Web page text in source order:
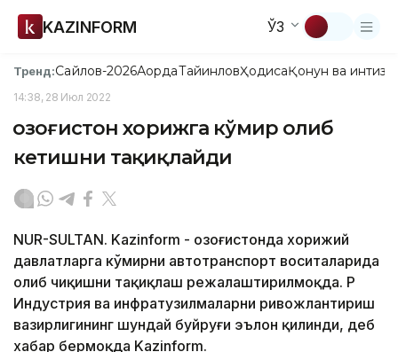
KAZINFORM ЎЗ
Тренд:Сайлов-2026АқордаТайинловҲодисаҚонун ва
14:38, 28 Июл 2022
Қозоғистон хорижга кўмир олиб
кетишни тақиқлайди
NUR-SULTAN. Kazinform - Қозоғистонда хорижий
давлатларга кўмирни автотранспорт воситаларида
олиб чиқишни тақиқлаш режалаштирилмоқда. ҚР
Индустрия ва инфратузилмаларни ривожлантириш
вазирлигининг шундай буйруғи эълон қилинди, деб
хабар бермоқда Kazinform.